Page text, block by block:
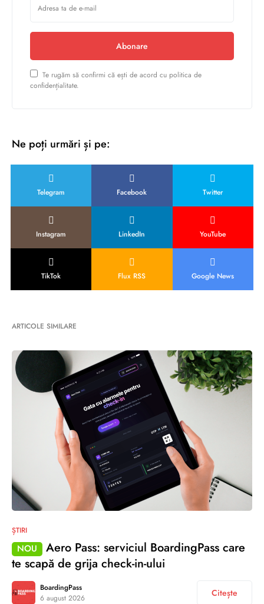
Abonare
Te rugăm să confirmi că ești de acord cu politica de
confidențialitate.
Ne poți urmări și pe:
Telegram Facebook Twitter
Instagram LinkedIn YouTube
TikTok Flux RSS Google News
ARTICOLE SIMILARE
ȘTIRI
NOU
Aero Pass: serviciul BoardingPass care
te scapă de grija check-in-ului
BoardingPass
6 august 2026
Citește